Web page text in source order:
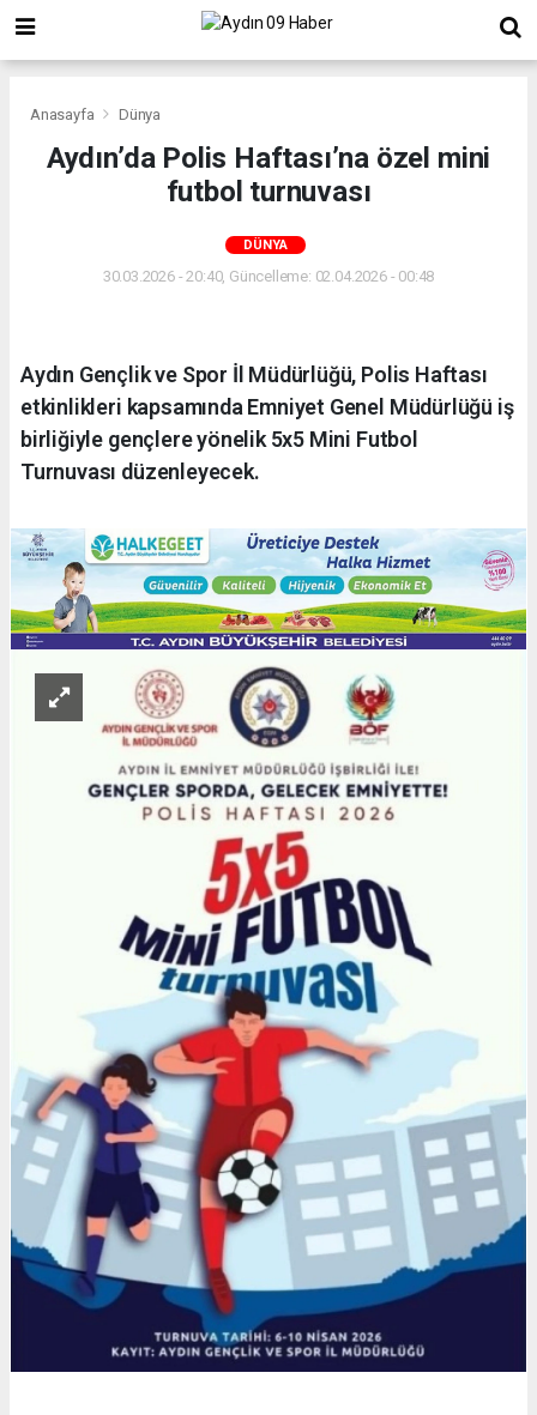
Anasayfa Dünya
Aydın’da Polis Haftası’na özel mini
futbol turnuvası
DÜNYA
30.03.2026 - 20:40, Güncelleme: 02.04.2026 - 00:48
Aydın Gençlik ve Spor İl Müdürlüğü, Polis Haftası
etkinlikleri kapsamında Emniyet Genel Müdürlüğü iş
birliğiyle gençlere yönelik 5x5 Mini Futbol
Turnuvası düzenleyecek.